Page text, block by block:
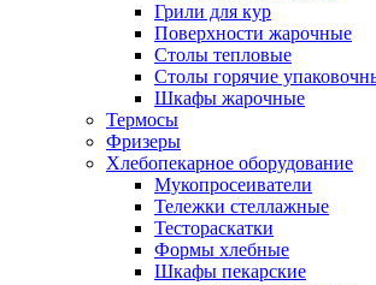
Грили для кур
Поверхности жарочные
Столы тепловые
Столы горячие
Шкафы жарочные
Термосы
Фризеры
Хлебопекарное оборудование
Мукопросеиватели
Тележки стеллажные
Тестораскатки
Формы хлебные
Шкафы пекарские